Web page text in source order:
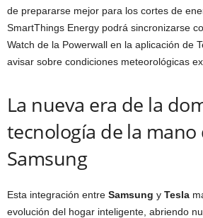
de prepararse mejor para los cortes de
SmartThings Energy podrá sincronizarse
Watch de la Powerwall en la aplicación de
avisar sobre condiciones meteorológicas
La nueva era de la
tecnología de la mano
Samsung
Esta integración entre Samsung y Tesla
evolución del hogar inteligente, abriendo